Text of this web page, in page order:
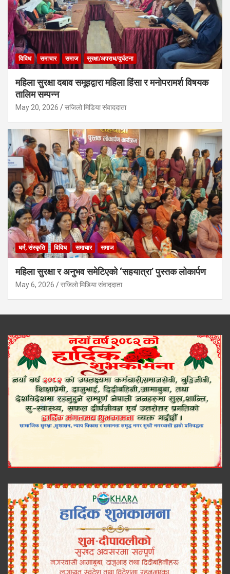
विविध समाचार समाज सुरक्षा/अपराध/दुर्घटना
महिला सुरक्षा दबाव समूहद्वारा महिला हिंसा र मनोपरामर्श विषयक
तालिम सम्पन्न
May 20, 2026 सजिलो मिडिया संवाददाता
धर्म, संस्कृति विविध समाचार समाज
महिला सुरक्षा र अनुभव समेटिएको ‘सहयात्रा’ पुस्तक लोकार्पण
May 6, 2026 सजिलो मिडिया संवाददाता